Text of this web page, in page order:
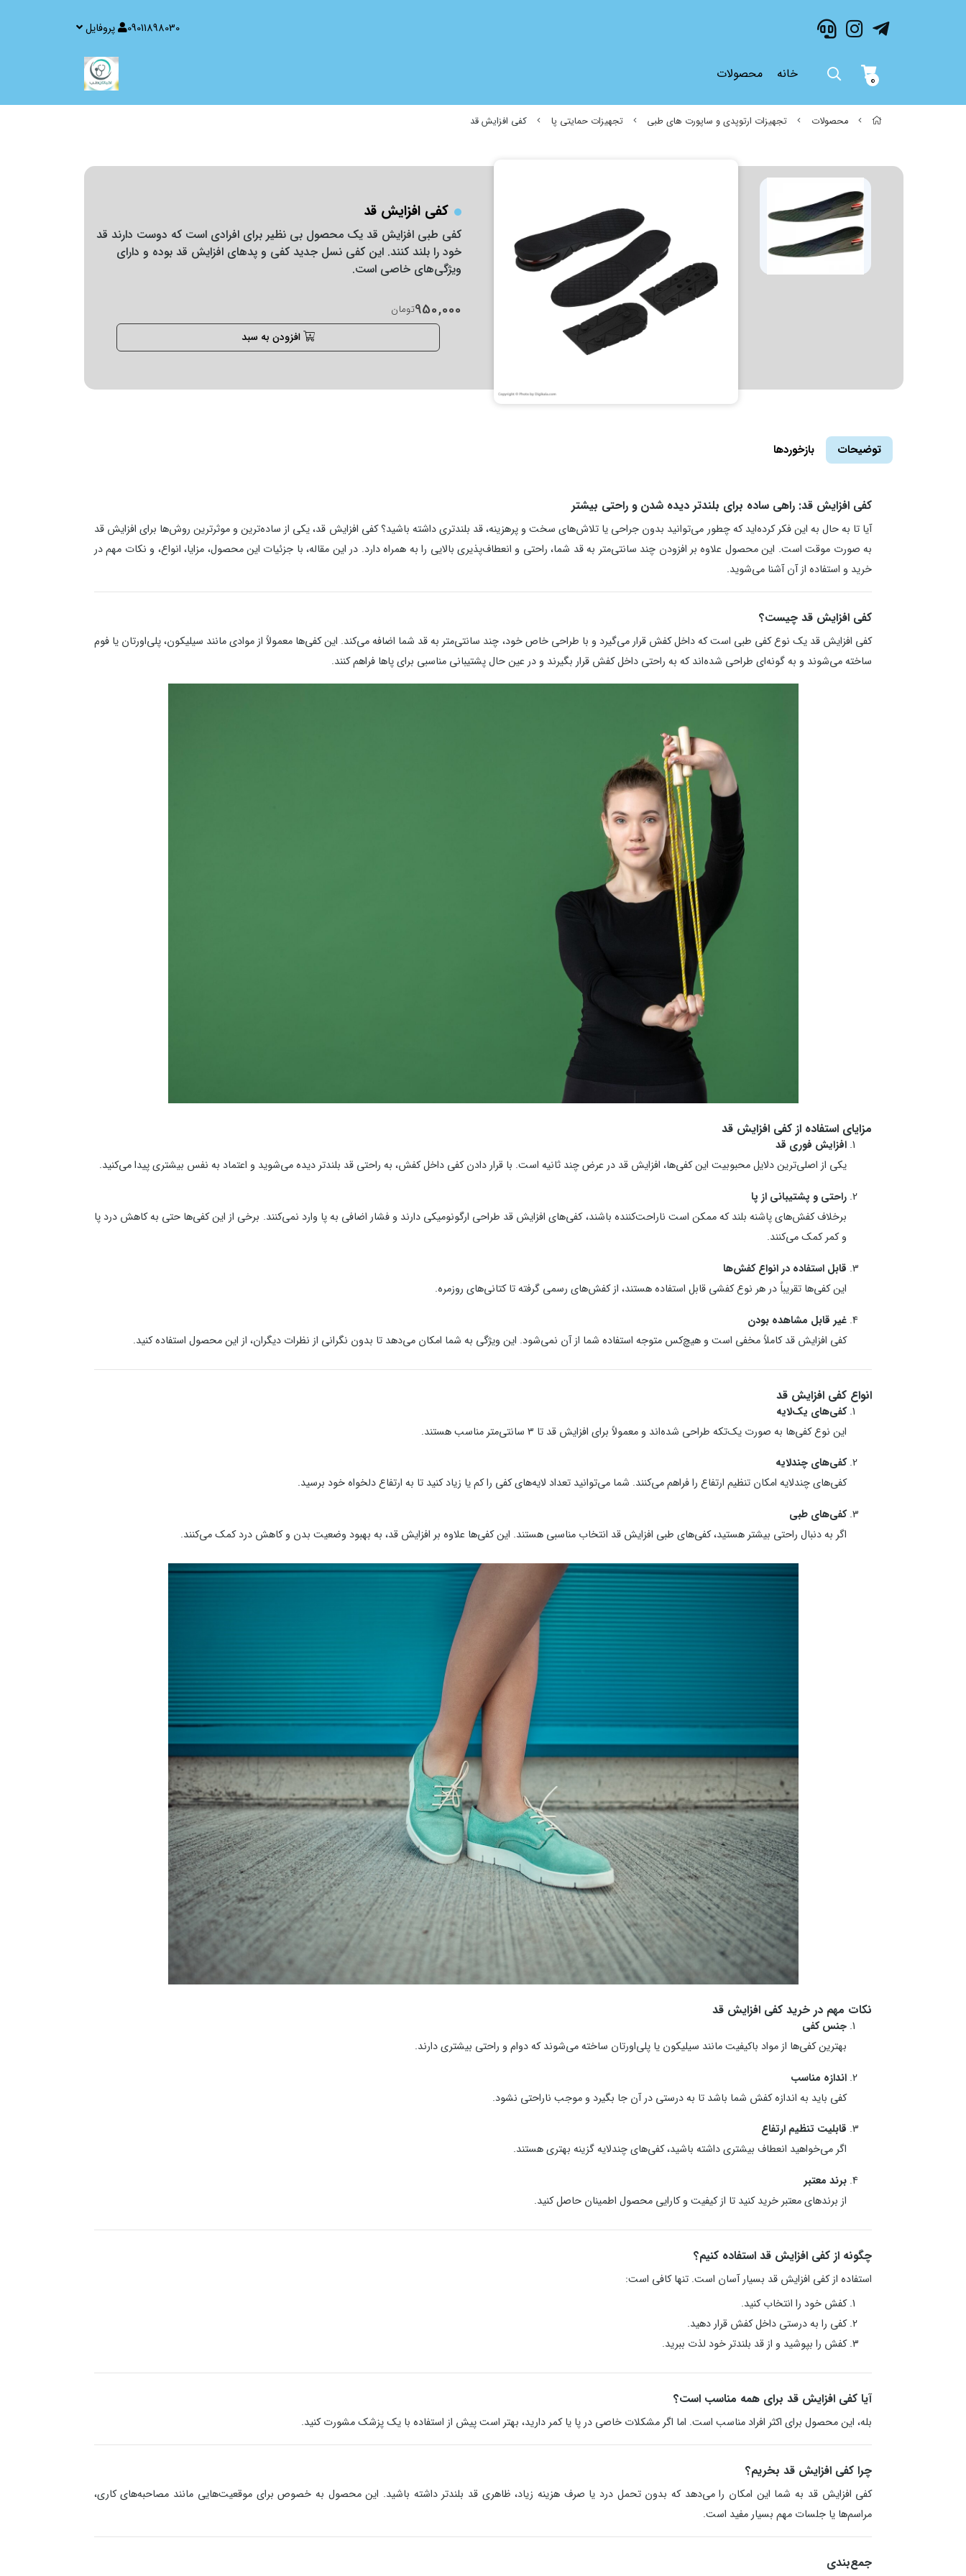
09011898030 پروفایل
0 خانه محصولات
محصولات تجهیزات ارتوپدی و ساپورت های طبی تجهیزات حمایتی پا کفی افزایش قد
کفی افزایش قد
کفی طبی افزایش قد یک محصول بی نظیر برای افرادی است که دوست دارند قد
خود را بلند کنند. این کفی نسل جدید کفی و پدهای افزایش قد بوده و دارای
ویژگی‌های خاصی است.
950,000تومان
افزودن به سبد
توضیحات بازخوردها
کفی افزایش قد: راهی ساده برای بلندتر دیده شدن و راحتی بیشتر
آیا تا به حال به این فکر کرده‌اید که چطور می‌توانید بدون جراحی یا تلاش‌های سخت و پرهزینه، قد بلندتری داشته باشید؟ کفی افزایش قد، یکی از ساده‌ترین و موثرترین روش‌ها برای افزایش قد
به صورت موقت است. این محصول علاوه بر افزودن چند سانتی‌متر به قد شما، راحتی و انعطاف‌پذیری بالایی را به همراه دارد. در این مقاله، با جزئیات این محصول، مزایا، انواع، و نکات مهم در
خرید و استفاده از آن آشنا می‌شوید.
کفی افزایش قد چیست؟
کفی افزایش قد یک نوع کفی طبی است که داخل کفش قرار می‌گیرد و با طراحی خاص خود، چند سانتی‌متر به قد شما اضافه می‌کند. این کفی‌ها معمولاً از موادی مانند سیلیکون، پلی‌اورتان یا فوم
ساخته می‌شوند و به گونه‌ای طراحی شده‌اند که به راحتی داخل کفش قرار بگیرند و در عین حال پشتیبانی مناسبی برای پاها فراهم کنند.
مزایای استفاده از کفی افزایش قد
افزایش فوری قد
یکی از اصلی‌ترین دلایل محبوبیت این کفی‌ها، افزایش قد در عرض چند ثانیه است. با قرار دادن کفی داخل کفش، به راحتی قد بلندتر دیده می‌شوید و اعتماد به نفس بیشتری پیدا می‌کنید.
راحتی و پشتیبانی از پا
برخلاف کفش‌های پاشنه بلند که ممکن است ناراحت‌کننده باشند، کفی‌های افزایش قد طراحی ارگونومیکی دارند و فشار اضافی به پا وارد نمی‌کنند. برخی از این کفی‌ها حتی به کاهش درد پا
و کمر کمک می‌کنند.
قابل استفاده در انواع کفش‌ها
این کفی‌ها تقریباً در هر نوع کفشی قابل استفاده هستند، از کفش‌های رسمی گرفته تا کتانی‌های روزمره.
غیر قابل مشاهده بودن
کفی افزایش قد کاملاً مخفی است و هیچ‌کس متوجه استفاده شما از آن نمی‌شود. این ویژگی به شما امکان می‌دهد تا بدون نگرانی از نظرات دیگران، از این محصول استفاده کنید.
انواع کفی افزایش قد
کفی‌های یک‌لایه
این نوع کفی‌ها به صورت یک‌تکه طراحی شده‌اند و معمولاً برای افزایش قد تا ۳ سانتی‌متر مناسب هستند.
کفی‌های چندلایه
کفی‌های چندلایه امکان تنظیم ارتفاع را فراهم می‌کنند. شما می‌توانید تعداد لایه‌های کفی را کم یا زیاد کنید تا به ارتفاع دلخواه خود برسید.
کفی‌های طبی
اگر به دنبال راحتی بیشتر هستید، کفی‌های طبی افزایش قد انتخاب مناسبی هستند. این کفی‌ها علاوه بر افزایش قد، به بهبود وضعیت بدن و کاهش درد کمک می‌کنند.
نکات مهم در خرید کفی افزایش قد
جنس کفی
بهترین کفی‌ها از مواد باکیفیت مانند سیلیکون یا پلی‌اورتان ساخته می‌شوند که دوام و راحتی بیشتری دارند.
اندازه مناسب
کفی باید به اندازه کفش شما باشد تا به درستی در آن جا بگیرد و موجب ناراحتی نشود.
قابلیت تنظیم ارتفاع
اگر می‌خواهید انعطاف بیشتری داشته باشید، کفی‌های چندلایه گزینه بهتری هستند.
برند معتبر
از برندهای معتبر خرید کنید تا از کیفیت و کارایی محصول اطمینان حاصل کنید.
چگونه از کفی افزایش قد استفاده کنیم؟
استفاده از کفی افزایش قد بسیار آسان است. تنها کافی است:
کفش خود را انتخاب کنید.
کفی را به درستی داخل کفش قرار دهید.
کفش را بپوشید و از قد بلندتر خود لذت ببرید.
آیا کفی افزایش قد برای همه مناسب است؟
بله، این محصول برای اکثر افراد مناسب است. اما اگر مشکلات خاصی در پا یا کمر دارید، بهتر است پیش از استفاده با یک پزشک مشورت کنید.
چرا کفی افزایش قد بخریم؟
کفی افزایش قد به شما این امکان را می‌دهد که بدون تحمل درد یا صرف هزینه زیاد، ظاهری قد بلندتر داشته باشید. این محصول به خصوص برای موقعیت‌هایی مانند مصاحبه‌های کاری،
مراسم‌ها یا جلسات مهم بسیار مفید است.
جمع‌بندی